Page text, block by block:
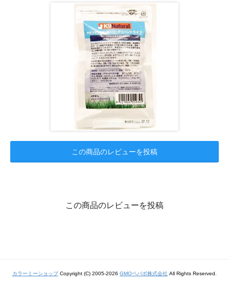
この商品のレビューを投稿
この商品のレビューを投稿
カラーミーショップCopyright (C) 2005-2026 GMOペパボ株式会社 All Rights Reserved.